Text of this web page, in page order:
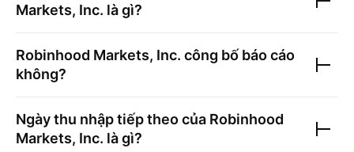
Markets, Inc. là gì?
Robinhood Markets, Inc. công bố báo cáo
không?
Ngày thu nhập tiếp theo của Robinhood
Markets, Inc. là gì?